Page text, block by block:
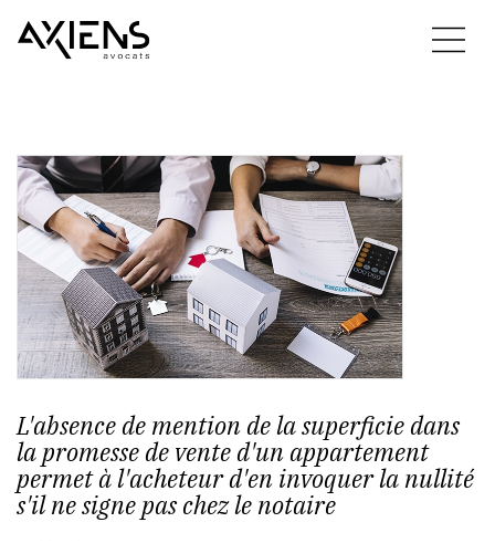
L'absence de mention de la superficie dans
la promesse de vente d'un appartement
permet à l'acheteur d'en invoquer la nullité
s'il ne signe pas chez le notaire